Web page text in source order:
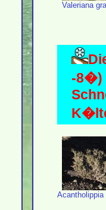
Valeriana
-8�)